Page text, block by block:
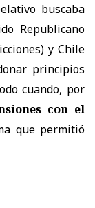
buscaba
Republicano
y Chile
principios
cuando, por
con el
que permitió